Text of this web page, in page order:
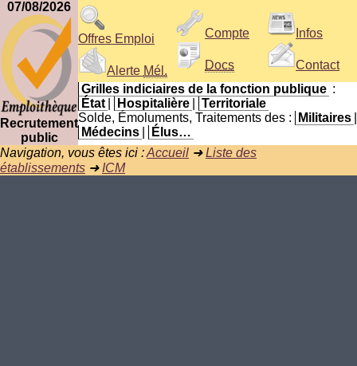
07/08/2026
Recrutement
public
Offres Emploi
Alerte Mél.
Compte
Docs
Infos
Contact
Grilles indiciaires de la fonction publique :
État
Hospitalière
Territoriale
Solde, Émoluments, Traitements des :
Militaires
Médecins
Élus…
Navigation, vous êtes ici :Accueil ➜Liste des
établissements ➜ ICM